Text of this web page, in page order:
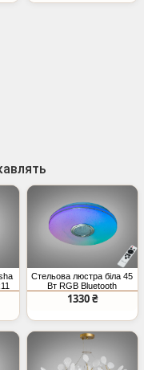
Стельова люстра біла 45
Вт RGB Bluetooth
колонка
1330 ₴